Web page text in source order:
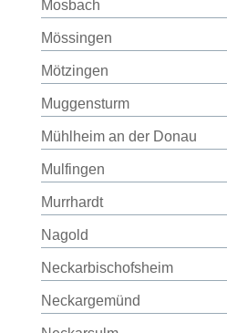
Mosbach
Mössingen
Mötzingen
Muggensturm
Mühlheim an der Donau
Mulfingen
Murrhardt
Nagold
Neckarbischofsheim
Neckargemünd